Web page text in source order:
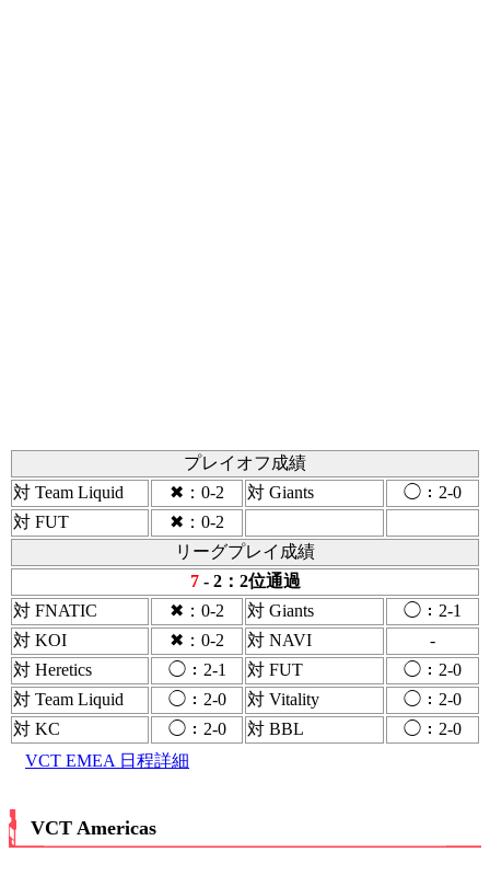
プレイオフ成績
対 Team Liquid
✖：0-2 対 Giants
◯：2-0
対 FUT
✖：0-2
リーグプレイ成績
7- 2：2位通過
対 FNATIC
✖：0-2 対 Giants
◯：2-1
対 KOI
✖：0-2 対 NAVI
-
対 Heretics
◯：2-1 対 FUT
◯：2-0
対 Team Liquid
◯：2-0 対 Vitality
◯：2-0
対 KC
◯：2-0 対 BBL
◯：2-0
VCT EMEA 日程詳細
VCT Americas